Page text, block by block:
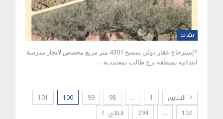
نشاط
*إسترجاع عقار دولي يمسح 4301 متر مربع مخصص لانجاز مدرسة
ابتدائية بمنطقة برج طالب بمعتمدية…
السابق 1
…
98
99
100
101
102
…
294 التالي